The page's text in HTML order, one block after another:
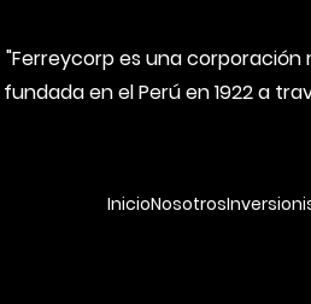
"Ferreycorp es una corporación
fundada en el Perú en 1922 a
InicioNosotros